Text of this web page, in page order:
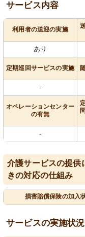
サービス内容
利用者の送迎の実施
あり
定期巡回サービスの実施
-
オペレーションセンター
の有無
-
介護サービスの提供
きの対応の仕組み
損害賠償保険の加入
サービスの実施状況